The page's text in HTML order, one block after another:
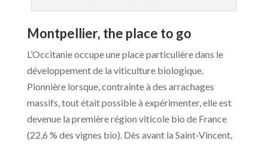
Montpellier, the place to go
L’Occitanie occupe une place particulière dans le
développement de la viticulture biologique.
Pionnière lorsque, contrainte à des arrachages
massifs, tout était possible à expérimenter, elle est
devenue la première région viticole bio de France
(22,6 % des vignes bio). Dès avant la Saint-Vincent,